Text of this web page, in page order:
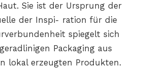
Sie ist der Ursprung der
der Inspi- ration für die
spiegelt sich
Packaging aus
lokal erzeugten Produkten.